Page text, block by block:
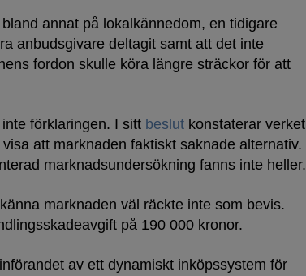
annat på lokalkännedom, en tidigare
anbudsgivare deltagit samt att det inte
fordon skulle köra längre sträckor för att
förklaringen. I sitt beslut konstaterar verket
att marknaden faktiskt saknade alternativ.
marknadsundersökning fanns inte heller.
marknaden väl räckte inte som bevis.
på 190 000 kronor.
av ett dynamiskt inköpssystem för